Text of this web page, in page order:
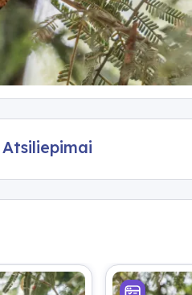
Atsiliepimai